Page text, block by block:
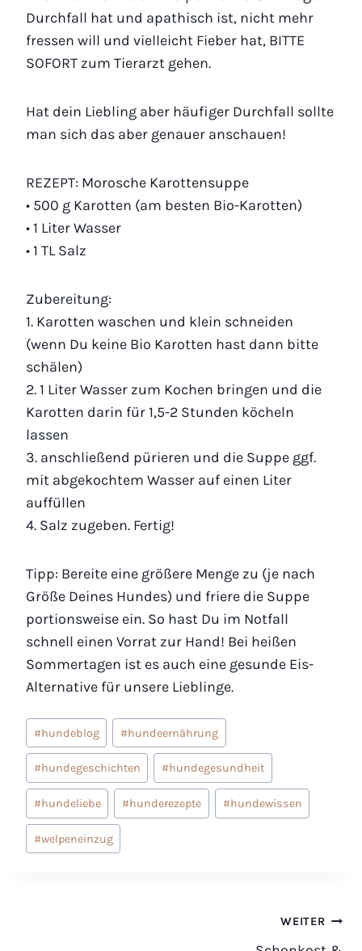
Durchfall hat und apathisch ist, nicht mehr
fressen will und vielleicht Fieber hat, BITTE
SOFORT zum Tierarzt gehen.
Hat dein Liebling aber häufiger Durchfall sollte
man sich das aber genauer anschauen!
REZEPT: Morosche Karottensuppe
• 500 g Karotten (am besten Bio-Karotten)
• 1 Liter Wasser
• 1 TL Salz
Zubereitung:
1. Karotten waschen und klein schneiden
(wenn Du keine Bio Karotten hast dann bitte
schälen)
2. 1 Liter Wasser zum Kochen bringen und die
Karotten darin für 1,5-2 Stunden köcheln
lassen
3. anschließend pürieren und die Suppe ggf.
mit abgekochtem Wasser auf einen Liter
auffüllen
4. Salz zugeben. Fertig!
Tipp: Bereite eine größere Menge zu (je nach
Größe Deines Hundes) und friere die Suppe
portionsweise ein. So hast Du im Notfall
schnell einen Vorrat zur Hand! Bei heißen
Sommertagen ist es auch eine gesunde Eis-
Alternative für unsere Lieblinge.
Schlagworte:
#hundeblog #hundeernährung
#hundegeschichten #hundegesundheit
#hundeliebe #hunderezepte #hundewissen
#welpeneinzug
WEITER